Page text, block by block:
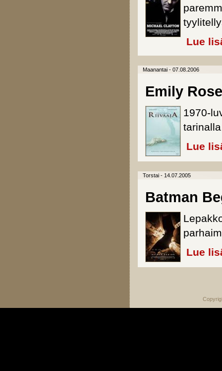
Lue
Maanantai - 07.08.2006
Emily
1970-
Lue
Torstai - 14.07.2005
Batman
Lue